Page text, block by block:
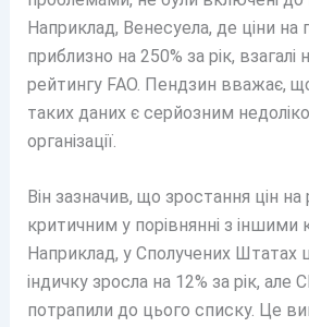
Наприклад, Венесуела, де ціни на
приблизно на 250% за рік,
рейтингу FAO. Пендзин вважає,
таких даних є серйозним
організації.
Він зазначив, що зростання цін на
критичним у порівнянні з іншими
Наприклад, у Сполучених Штатах
індичку зросла на 12% за рік,
потрапили до цього списку. Це